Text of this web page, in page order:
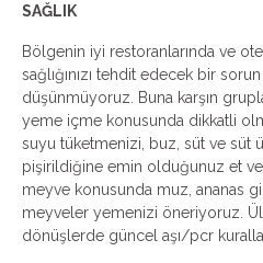
SAĞLIK
Bölgenin iyi restoranlarında ve
sağlığınızı tehdit edecek bir sorun
düşünmüyoruz. Buna karşın
yeme içme konusunda dikkatli
suyu tüketmenizi, buz, süt ve süt
pişirildiğine emin olduğunuz et ve
meyve konusunda muz, ananas
meyveler yemenizi öneriyoruz.
dönüşlerde güncel aşı/pcr